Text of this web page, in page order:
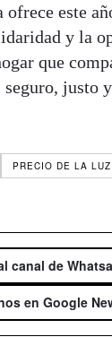
ofrece este
y la
que
justo
PRECIO DE LA LUZ
canal de
en Google